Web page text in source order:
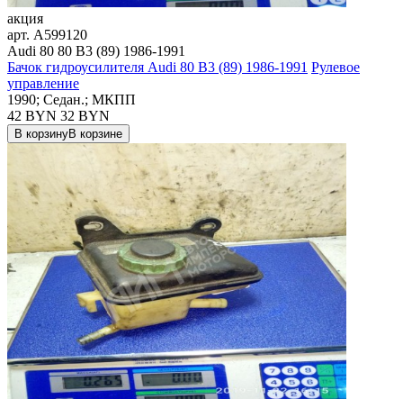
акция
арт. A599120
Audi 80 80 B3 (89) 1986-1991
Бачок гидроусилителя Audi 80 B3 (89) 1986-1991 Рулевое
управление
1990; Седан.; МКПП
42 BYN 32 BYN
В корзинуВ корзине